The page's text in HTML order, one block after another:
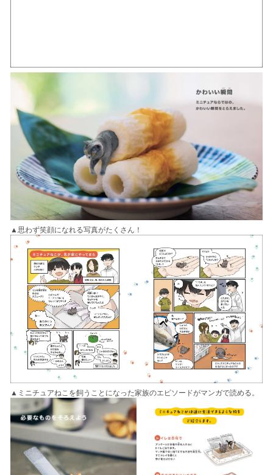
▲思わず笑顔になれる写真がたくさん！
▲ミニチュアねこを飼うことになった家族のエピソードがマンガで読める。